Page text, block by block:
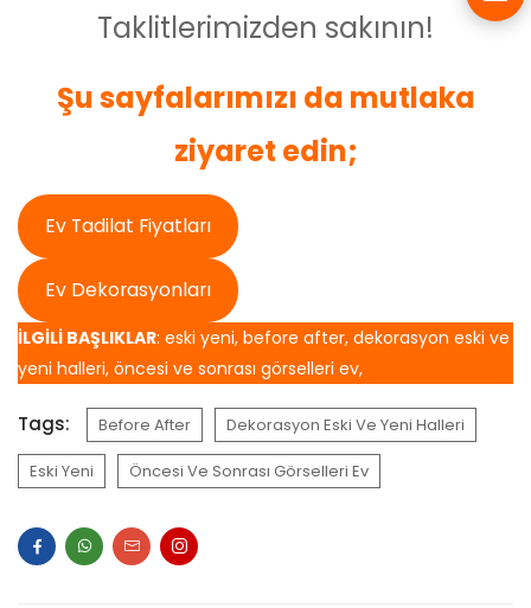
Taklitlerimizden sakının!
Şu sayfalarımızı da mutlaka
ziyaret edin;
Ev Tadilat Fiyatları
Ev Dekorasyonları
İLGİLİ BAŞLIKLAR: eski yeni, before after, dekorasyon eski ve
yeni halleri, öncesi ve sonrası görselleri ev,
Tags: Before After Dekorasyon Eski Ve Yeni Halleri
Eski Yeni Öncesi Ve Sonrası Görselleri Ev